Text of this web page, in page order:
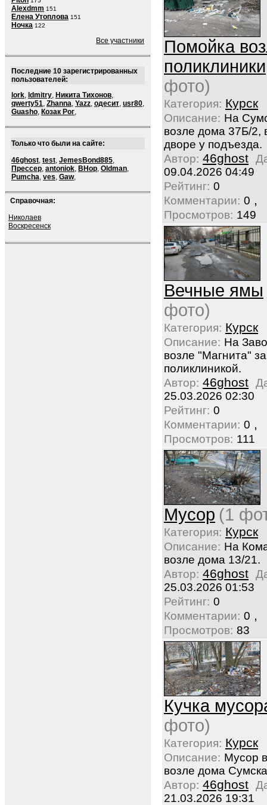
Alexdmm 151
Елена Утоплова 151
Ночка 122
Все участники
Последние 10 зарегистрированных
пользователей:
lork, ldmitry, Никита Тихонов,
qwerty51, Zhanna, Yazz, одесит, usr80,
Guasho, Козак Рог,
Только что были на сайте:
46ghost, test, JemesBond885,
Прессер, antoniok, BHop, Oldman,
Pumcha, ves, Gaw,
Справочная:
Николаев
Воскресенск
Помойка
поликлиники
фото)
Категория: Курск
Описание: На
возле дома 37Б/2,
дворе у подъезда.
Автор: 46ghost
09.04.2026 04:49
Рейтинг: 0
Комментарии: 0 ,
Просмотров: 149
Вечные ямы
фото)
Категория: Курск
Описание: На
возле "Магнита" за
поликлиникой.
Автор: 46ghost
25.03.2026 02:30
Рейтинг: 0
Комментарии: 0 ,
Просмотров: 111
Мусор (1
Категория: Курск
Описание: На
возле дома 13/21.
Автор: 46ghost
25.03.2026 01:53
Рейтинг: 0
Комментарии: 0 ,
Просмотров: 83
Кучка
фото)
Категория: Курск
Описание: Мусор
возле дома
Автор: 46ghost
21.03.2026 19:31